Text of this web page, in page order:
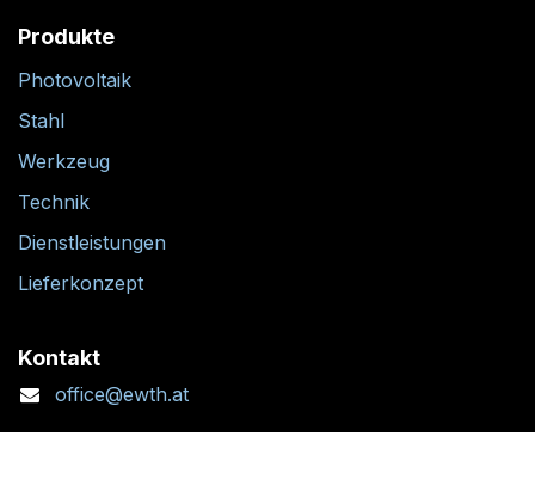
Produkte
Photovoltaik
Stahl
Werkzeug
Technik
Dienstleistungen
Lieferkonzept
Kontakt
office@ewth.at